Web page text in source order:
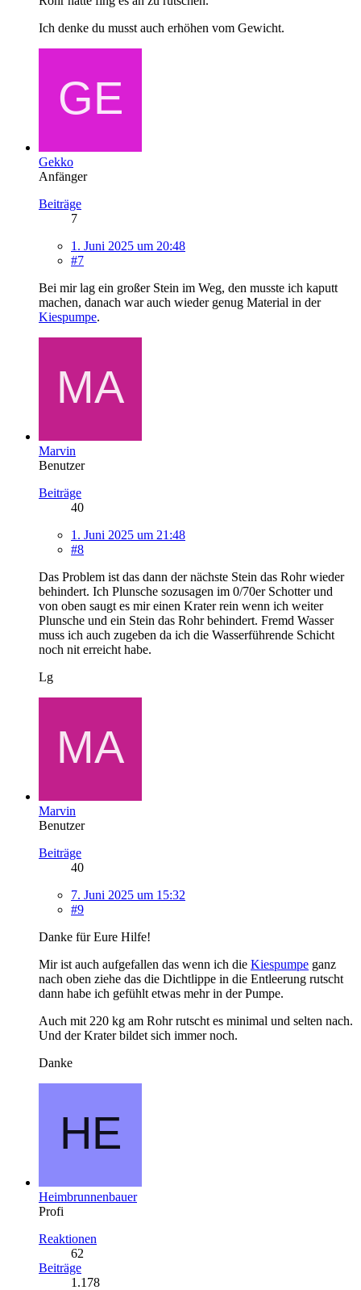
Ich denke du musst auch erhöhen vom Gewicht.
Gekko
Anfänger
Beiträge
7
1. Juni 2025 um 20:48
#7
Bei mir lag ein großer Stein im Weg, den musste ich kaputt
machen, danach war auch wieder genug Material in der
Kiespumpe.
Marvin
Benutzer
Beiträge
40
1. Juni 2025 um 21:48
#8
Das Problem ist das dann der nächste Stein das Rohr wieder
behindert. Ich Plunsche sozusagen im 0/70er Schotter und
von oben saugt es mir einen Krater rein wenn ich weiter
Plunsche und ein Stein das Rohr behindert. Fremd Wasser
muss ich auch zugeben da ich die Wasserführende Schicht
noch nit erreicht habe.
Lg
Marvin
Benutzer
Beiträge
40
7. Juni 2025 um 15:32
#9
Danke für Eure Hilfe!
Mir ist auch aufgefallen das wenn ich die Kiespumpe ganz
nach oben ziehe das die Dichtlippe in die Entleerung rutscht
dann habe ich gefühlt etwas mehr in der Pumpe.
Auch mit 220 kg am Rohr rutscht es minimal und selten nach.
Und der Krater bildet sich immer noch.
Danke
Heimbrunnenbauer
Profi
Reaktionen
62
Beiträge
1.178